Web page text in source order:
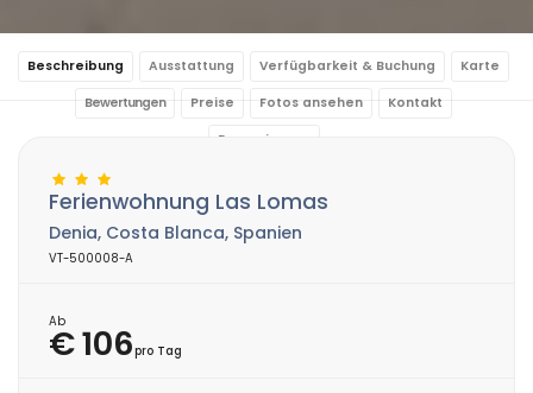
Beschreibung Ausstattung Verfügbarkeit & Buchung Karte
Bewertungen Preise Fotos ansehen Kontakt
Reservierung
Ferienwohnung Las Lomas
Denia, Costa Blanca, Spanien
VT-500008-A
Ab
€ 106pro Tag